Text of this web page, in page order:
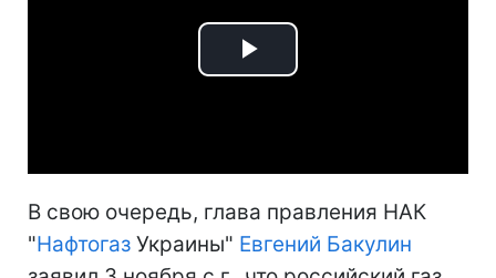
Play
В свою очередь, глава правления НАК
"Нафтогаз Украины" Евгений Бакулин